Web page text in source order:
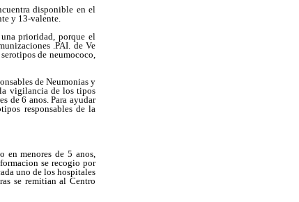
disponible en el
y 13-valente.
prioridad, porque el
.PAI. de Ve
de neumococo,
de Neumonias y
vigilancia de los tipos
de 6 anos. Para ayudar
responsables de la
en menores de 5 anos,
se recogio por
uno de los hospitales
se remitian al Centro